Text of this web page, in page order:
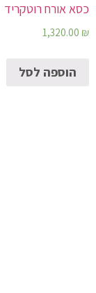
כסא אורח רוטקריד
1,320.00 ₪
הוספה לסל